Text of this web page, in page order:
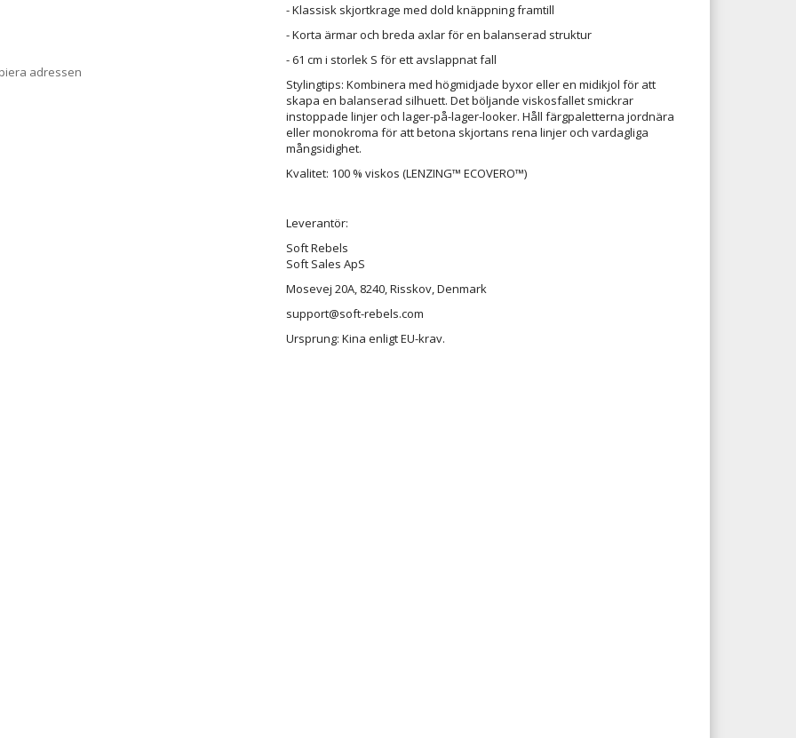
- Klassisk skjortkrage med dold knäppning framtill
- Korta ärmar och breda axlar för en balanserad struktur
- 61 cm i storlek S för ett avslappnat fall
Stylingtips: Kombinera med högmidjade byxor eller en midikjol för att
skapa en balanserad silhuett. Det böljande viskosfallet smickrar
instoppade linjer och lager-på-lager-looker. Håll färgpaletterna jordnära
eller monokroma för att betona skjortans rena linjer och vardagliga
mångsidighet.
Kvalitet: 100 % viskos (LENZING™ ECOVERO™)
Leverantör:
Soft Rebels
Soft Sales ApS
Mosevej 20A, 8240, Risskov, Denmark
support@soft-rebels.com
Ursprung: Kina enligt EU-krav.
adressen